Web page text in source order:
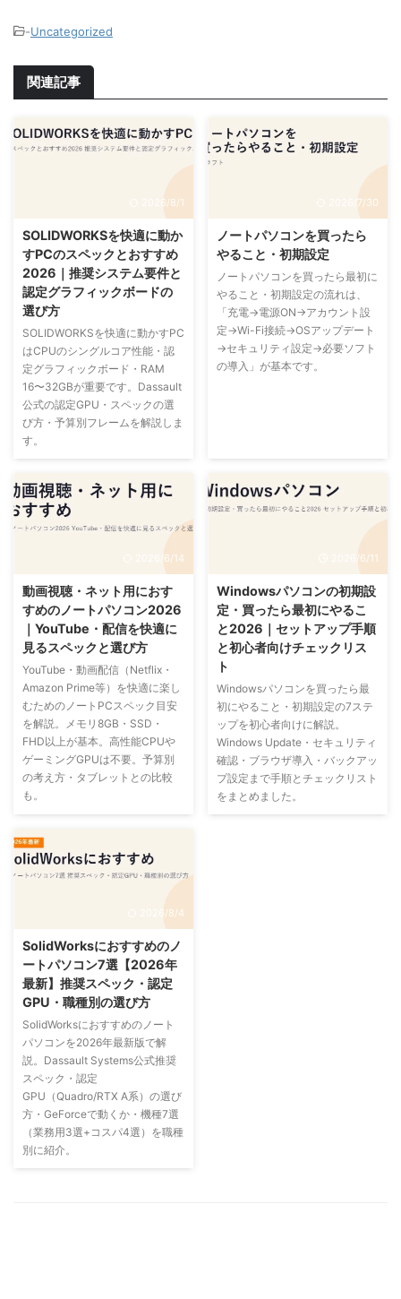
-Uncategorized
関連記事
2026/8/1
SOLIDWORKSを快適に動か
すPCのスペックとおすすめ
2026｜推奨システム要件と
認定グラフィックボードの
選び方
SOLIDWORKSを快適に動かすPC
はCPUのシングルコア性能・認
定グラフィックボード・RAM
16〜32GBが重要です。Dassault
公式の認定GPU・スペックの選
び方・予算別フレームを解説しま
す。
2026/7/30
ノートパソコンを買ったら
やること・初期設定
ノートパソコンを買ったら最初に
やること・初期設定の流れは、
「充電→電源ON→アカウント設
定→Wi-Fi接続→OSアップデート
→セキュリティ設定→必要ソフト
の導入」が基本です。
2026/6/14
動画視聴・ネット用におす
すめのノートパソコン2026
｜YouTube・配信を快適に
見るスペックと選び方
YouTube・動画配信（Netflix・
Amazon Prime等）を快適に楽し
むためのノートPCスペック目安
を解説。メモリ8GB・SSD・
FHD以上が基本。高性能CPUや
ゲーミングGPUは不要。予算別
の考え方・タブレットとの比較
も。
2026/6/11
Windowsパソコンの初期設
定・買ったら最初にやるこ
と2026｜セットアップ手順
と初心者向けチェックリス
ト
Windowsパソコンを買ったら最
初にやること・初期設定の7ステ
ップを初心者向けに解説。
Windows Update・セキュリティ
確認・ブラウザ導入・バックアッ
プ設定まで手順とチェックリスト
をまとめました。
2026/8/4
SolidWorksにおすすめのノ
ートパソコン7選【2026年
最新】推奨スペック・認定
GPU・職種別の選び方
SolidWorksにおすすめのノート
パソコンを2026年最新版で解
説。Dassault Systems公式推奨
スペック・認定
GPU（Quadro/RTX A系）の選び
方・GeForceで動くか・機種7選
（業務用3選+コスパ4選）を職種
別に紹介。